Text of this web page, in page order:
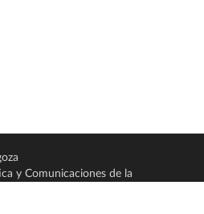
y Comunicaciones de la